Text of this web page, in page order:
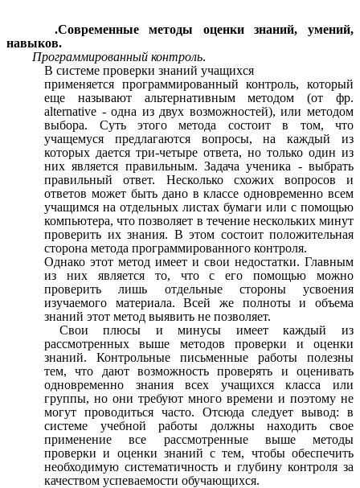
.Современные методы оценки знаний, умений,
навыков.
Программированный контроль.
В системе проверки знаний учащихся
применяется программированный контроль, который
еще называют альтернативным методом (от фр.
alternative - одна из двух возможностей), или методом
выбора. Суть этого метода состоит в том, что
учащемуся предлагаются вопросы, на каждый из
которых дается три-четыре ответа, но только один из
них является правильным. Задача ученика - выбрать
правильный ответ. Несколько схожих вопросов и
ответов может быть дано в классе одновременно всем
учащимся на отдельных листах бумаги или с помощью
компьютера, что позволяет в течение нескольких минут
проверить их знания. В этом состоит положительная
сторона метода программированного контроля.
Однако этот метод имеет и свои недостатки. Главным
из них является то, что с его помощью можно
проверить лишь отдельные стороны усвоения
изучаемого материала. Всей же полноты и объема
знаний этот метод выявить не позволяет.
Свои плюсы и минусы имеет каждый из
рассмотренных выше методов проверки и оценки
знаний. Контрольные письменные работы полезны
тем, что дают возможность проверять и оценивать
одновременно знания всех учащихся класса или
группы, но они требуют много времени и поэтому не
могут проводиться часто. Отсюда следует вывод: в
системе учебной работы должны находить свое
применение все рассмотренные выше методы
проверки и оценки знаний с тем, чтобы обеспечить
необходимую систематичность и глубину контроля за
качеством успеваемости обучающихся.